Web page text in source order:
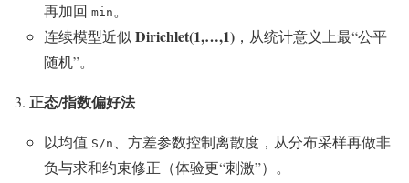
再加回 min。
连续模型近似Dirichlet(1,…,1) ，从统计意义上最“公平
随机”。
正态/指数偏好法
以均值 S/n 、方差参数控制离散度，从分布采样再做非
负与求和约束修正（体验更“刺激”）。